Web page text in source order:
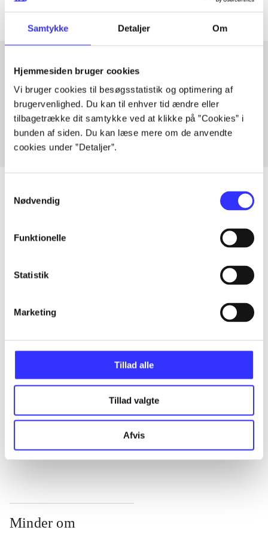
Samtykke Detaljer Om
Hjemmesiden bruger cookies
Vi bruger cookies til besøgsstatistik og optimering af
brugervenlighed. Du kan til enhver tid ændre eller
tilbagetrække dit samtykke ved at klikke på ”Cookies” i
bunden af siden. Du kan læse mere om de anvendte
cookies under ”Detaljer”.
Nødvendig
Funktionelle
Statistik
Marketing
Tillad alle
Tillad valgte
Afvis
Artikler med samme emner
Fra
Alle registrerede artikler fordelt på udgivelser
...
...
...
Minder om